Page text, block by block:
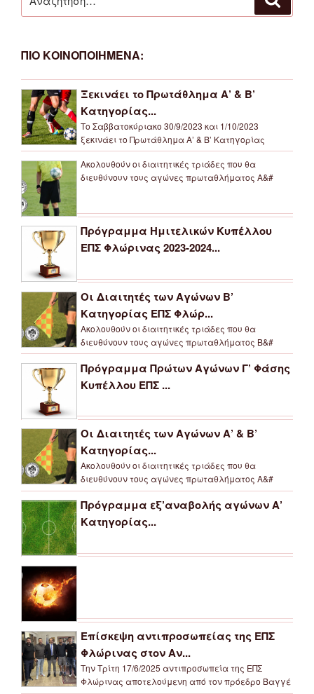
για:
ΠΙΟ ΚΟΙΝΟΠΟΙΗΜΕΝΑ:
Ξεκινάει το Πρωτάθλημα Α’ & Β’
Κατηγορίας...
Το Σαββατοκύριακο 30/9/2023 και 1/10/2023
ξεκινάει το Πρωτάθλημα Α’ & Β’ Κατηγορίας
Ακολουθούν οι διαιτητικές τριάδες που θα
διευθύνουν τους αγώνες πρωταθλήματος Α&#
Πρόγραμμα Ημιτελικών Κυπέλλου
ΕΠΣ Φλώρινας 2023-2024...
Οι Διαιτητές των Αγώνων Β’
Κατηγορίας ΕΠΣ Φλώρ...
Ακολουθούν οι διαιτητικές τριάδες που θα
διευθύνουν τους αγώνες πρωταθλήματος Β&#
Πρόγραμμα Πρώτων Αγώνων Γ’ Φάσης
Κυπέλλου ΕΠΣ ...
Οι Διαιτητές των Αγώνων Α’ & Β’
Κατηγορίας...
Ακολουθούν οι διαιτητικές τριάδες που θα
διευθύνουν τους αγώνες πρωταθλήματος Α&#
Πρόγραμμα εξ’αναβολής αγώνων Α’
Κατηγορίας...
Επίσκεψη αντιπροσωπείας της ΕΠΣ
Φλώρινας στον Αν...
Την Τρίτη 17/6/2025 αντιπροσωπεία της ΕΠΣ
Φλώρινας αποτελούμενη από τον πρόεδρο Βαγγέ